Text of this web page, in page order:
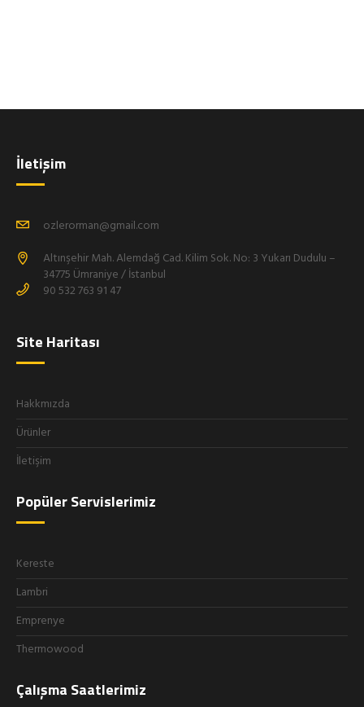
İletişim
ozlerorman@gmail.com
Altınşehir Mah. Alemdağ Cad. Kilim Sok. No: 3 Yukarı Dudulu –
34775 Ümraniye / İstanbul
90 532 763 91 47
Site Haritası
Hakkmızda
Ürünler
İletişim
Popüler Servislerimiz
Kereste
Lambri
Emprenye
Thermowood
Çalışma Saatlerimiz